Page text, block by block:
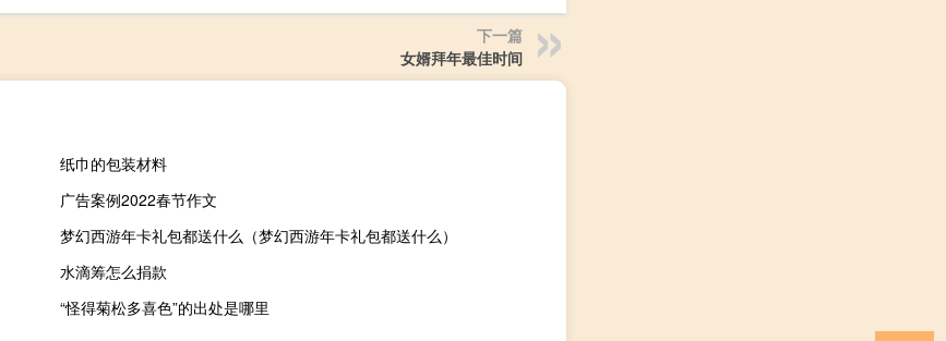
下一篇
女婿拜年最佳时间
纸巾的包装材料
广告案例2022春节作文
梦幻西游年卡礼包都送什么（梦幻西游年卡礼包都送什么）
水滴筹怎么捐款
“怪得菊松多喜色”的出处是哪里